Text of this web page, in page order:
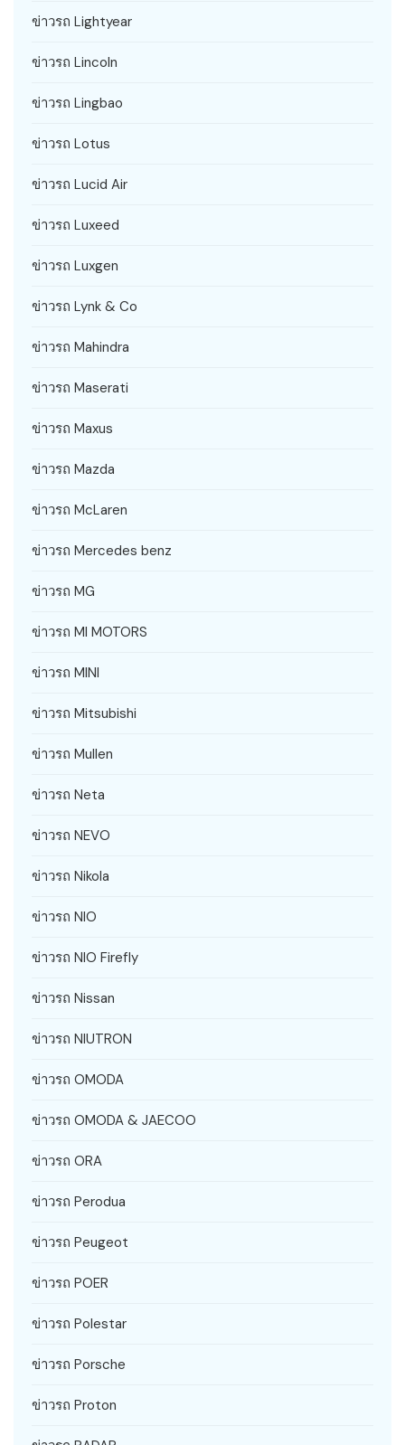
ข่าวรถ Lightyear
ข่าวรถ Lincoln
ข่าวรถ Lingbao
ข่าวรถ Lotus
ข่าวรถ Lucid Air
ข่าวรถ Luxeed
ข่าวรถ Luxgen
ข่าวรถ Lynk & Co
ข่าวรถ Mahindra
ข่าวรถ Maserati
ข่าวรถ Maxus
ข่าวรถ Mazda
ข่าวรถ McLaren
ข่าวรถ Mercedes benz
ข่าวรถ MG
ข่าวรถ MI MOTORS
ข่าวรถ MINI
ข่าวรถ Mitsubishi
ข่าวรถ Mullen
ข่าวรถ Neta
ข่าวรถ NEVO
ข่าวรถ Nikola
ข่าวรถ NIO
ข่าวรถ NIO Firefly
ข่าวรถ Nissan
ข่าวรถ NIUTRON
ข่าวรถ OMODA
ข่าวรถ OMODA & JAECOO
ข่าวรถ ORA
ข่าวรถ Perodua
ข่าวรถ Peugeot
ข่าวรถ POER
ข่าวรถ Polestar
ข่าวรถ Porsche
ข่าวรถ Proton